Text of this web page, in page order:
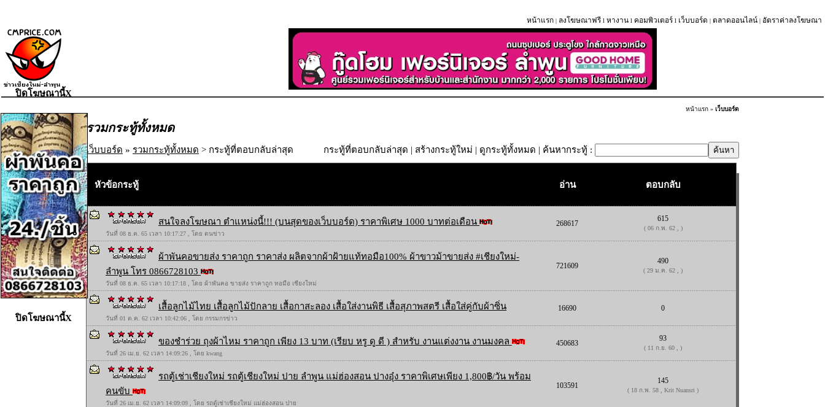
หน้าแรก | ลงโฆษณาฟรี l หางาน l คอมพิวเตอร์ l เว็บบอร์ด | ตลาดออนไลน์ | อัตราค่าลงโฆษณา
หน้าแรก » เว็บบอร์ด
รวมกระทู้ทั้งหมด
เว็บบอร์ด » รวมกระทู้ทั้งหมด > กระทู้ที่ตอบกลับล่าสุด กระทู้ที่ตอบกลับล่าสุด | สร้างกระทู้ใหม่ | ดูกระทู้ทั้งหมด | ค้นหากระทู้ :
หัวข้อกระทู้ อ่าน ตอบกลับ
สนใจลงโฆษณา ตำแหน่งนี้!!! (บนสุดของเว็บบอร์ด) ราคาพิเศษ 1000 บาทต่อเดือน
วันที่ 08 ธ.ค. 65 เวลา 10:17:27 , โดย ตนข่าว
268617
615
( 06 ก.พ. 62 , )
ผ้าพันคอขายส่ง ราคาถูก ราคาส่ง ผลิตจากผ้าฝ้ายแท้ทอมือ100% ผ้าขาวม้าขายส่ง #เชียงใหม่-
ลำพูน โทร 0866728103
วันที่ 08 ธ.ค. 65 เวลา 10:17:18 , โดย ผ้าพันคอ ขายส่ง ราคาถูก ทอมือ เชียงใหม่
721609
490
( 29 ม.ค. 62 , )
เสื้อลูกไม้ไทย เสื้อลูกไม้ปักลาย เสื้อกาสะลอง เสื้อใส่งานพิธี เสื้อสุภาพสตรี เสื้อใส่คู่กับผ้าซิ่น
วันที่ 01 ต.ค. 62 เวลา 10:42:06 , โดย กรรมกรข่าว
16690 0
ของชำร่วย ถุงผ้าไหม ราคาถูก เพียง 13 บาท (เรียบ หรู ดู ดี ) สำหรับ งานแต่งงาน งานมงคล
วันที่ 26 เม.ย. 62 เวลา 14:09:26 , โดย kwang
450683
93
( 11 ก.ย. 60 , )
รถตู้เช่าเชียงใหม่ รถตู้เชียงใหม่ ปาย ลำพูน แม่ฮ่องสอน ปางอุ๋ง ราคาพิเศษเพียง 1,800฿/วัน พร้อม
คนขับ
วันที่ 26 เม.ย. 62 เวลา 14:09:09 , โดย รถตู้เช่าเชียงใหม่ แม่ฮ่องสอน ปาย
103591
145
( 18 ก.พ. 58 , Krit Nuansri )
ปิดโฆษณานี้X
ปิดโฆษณานี้X